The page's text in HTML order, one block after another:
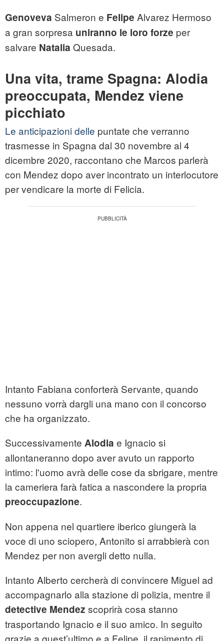
Genoveva Salmeron e Felipe Alvarez Hermoso
a gran sorpresa uniranno le loro forze per
salvare Natalia Quesada.
Una vita, trame Spagna: Alodia
preoccupata, Mendez viene
picchiato
Le anticipazioni delle puntate che verranno
trasmesse in Spagna dal 30 novembre al 4
dicembre 2020, raccontano che Marcos parlerà
con Mendez dopo aver incontrato un interlocutore
per vendicare la morte di Felicia.
Intanto Fabiana conforterà Servante, quando
nessuno vorrà dargli una mano con il concorso
che ha organizzato.
Successivamente Alodia e Ignacio si
allontaneranno dopo aver avuto un rapporto
intimo: l'uomo avrà delle cose da sbrigare, mentre
la cameriera farà fatica a nascondere la propria
preoccupazione.
Non appena nel quartiere iberico giungerà la
voce di uno sciopero, Antonito si arrabbierà con
Mendez per non avergli detto nulla.
Intanto Alberto cercherà di convincere Miguel ad
accompagnarlo alla stazione di polizia, mentre il
detective Mendez scoprirà cosa stanno
trasportando Ignacio e il suo amico. In seguito